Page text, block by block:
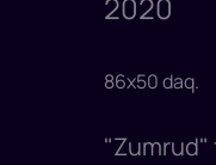
86x50daq.
"Zumrud"